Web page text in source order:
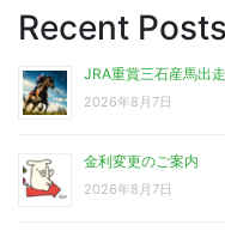
Recent Posts
JRA重賞三石産馬出
2026年8月7日
金利変更のご案内
2026年8月7日